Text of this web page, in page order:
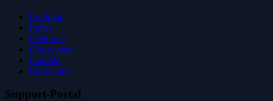
Produkte
Preise
Über uns
Ökosystem
Kunden
Entwickler
Support-Portal